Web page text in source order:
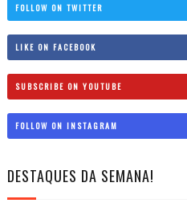
FOLLOW ON TWITTER
LIKE ON FACEBOOK
SUBSCRIBE ON YOUTUBE
FOLLOW ON INSTAGRAM
DESTAQUES DA SEMANA!